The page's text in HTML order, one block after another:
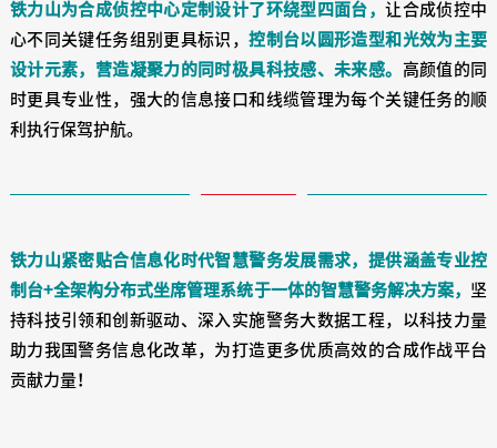
铁力山为合成侦控中心定制设计了环绕型四面台，让合成侦控中
心不同关键任务组别更具标识，控制台以圆形造型和光效为主要
设计元素，营造凝聚力的同时极具科技感、未来感。 高颜值的同
时更具专业性，强大的信息接口和线缆管理为每个关键任务的顺
利执行保驾护航。
铁力山紧密贴合信息化时代智慧警务发展需求，提供涵盖专业控
制台+全架构分布式坐席管理系统于一体的智慧警务解决方案， 坚
持科技引领和创新驱动、深入实施警务大数据工程，以科技力量
助力我国警务信息化改革，为打造更多优质高效的合成作战平台
贡献力量！